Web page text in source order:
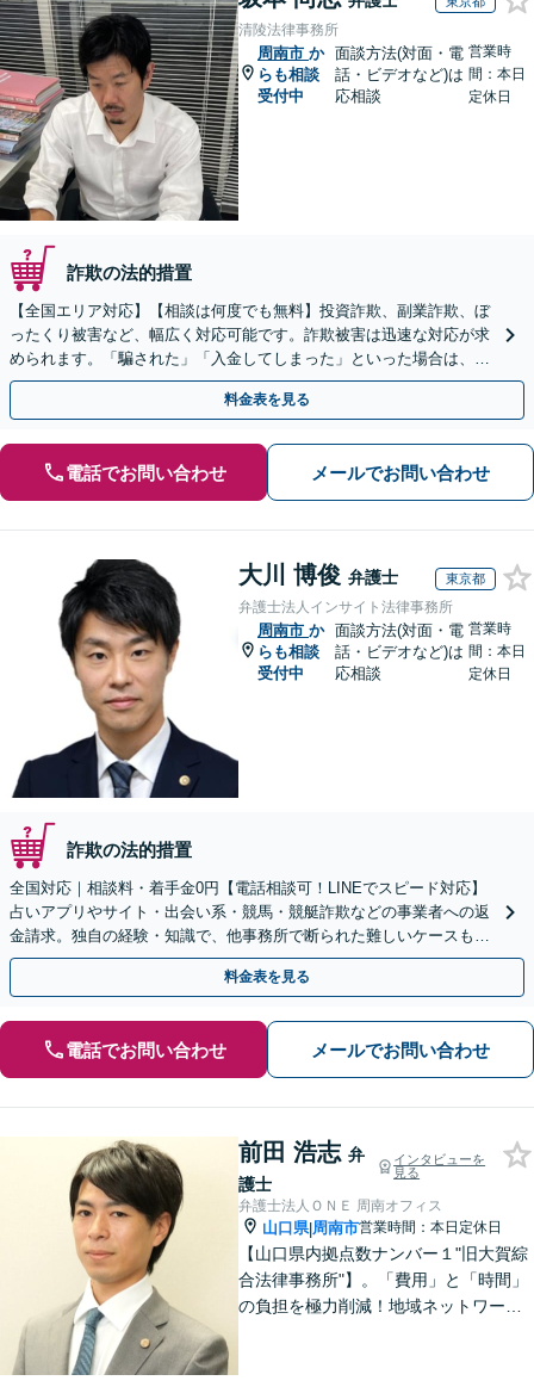
清陵法律事務所
周南市 か
らも相談
受付中
面談方法(対面・電
話・ビデオなど)は
応相談
営業時
間：本日
定休日
詐欺の法的措置
【全国エリア対応】【相談は何度でも無料】投資詐欺、副業詐欺、ぼ
ったくり被害など、幅広く対応可能です。詐欺被害は迅速な対応が求
められます。「騙された」「入金してしまった」といった場合は、お
早めにご相談ください。【電話・メール・WEB相談可】
料金表を見る
電話でお問い合わせ メールでお問い合わせ
大川 博俊 弁護士 東京都
弁護士法人インサイト法律事務所
周南市 か
らも相談
受付中
面談方法(対面・電
話・ビデオなど)は
応相談
営業時
間：本日
定休日
詐欺の法的措置
全国対応｜相談料・着手金0円【電話相談可！LINEでスピード対応】
占いアプリやサイト・出会い系・競馬・競艇詐欺などの事業者への返
金請求。独自の経験・知識で、他事務所で断られた難しいケースも解
決に導いた実績あり。まずはお気軽にご相談ください
料金表を見る
電話でお問い合わせ メールでお問い合わせ
前田 浩志 弁
護士
インタビューを
見る
弁護士法人ＯＮＥ 周南オフィス
山口県|周南市営業時間：本日定休日
【山口県内拠点数ナンバー１"旧大賀綜
合法律事務所"】。「費用」と「時間」
の負担を極力削減！地域ネットワーク